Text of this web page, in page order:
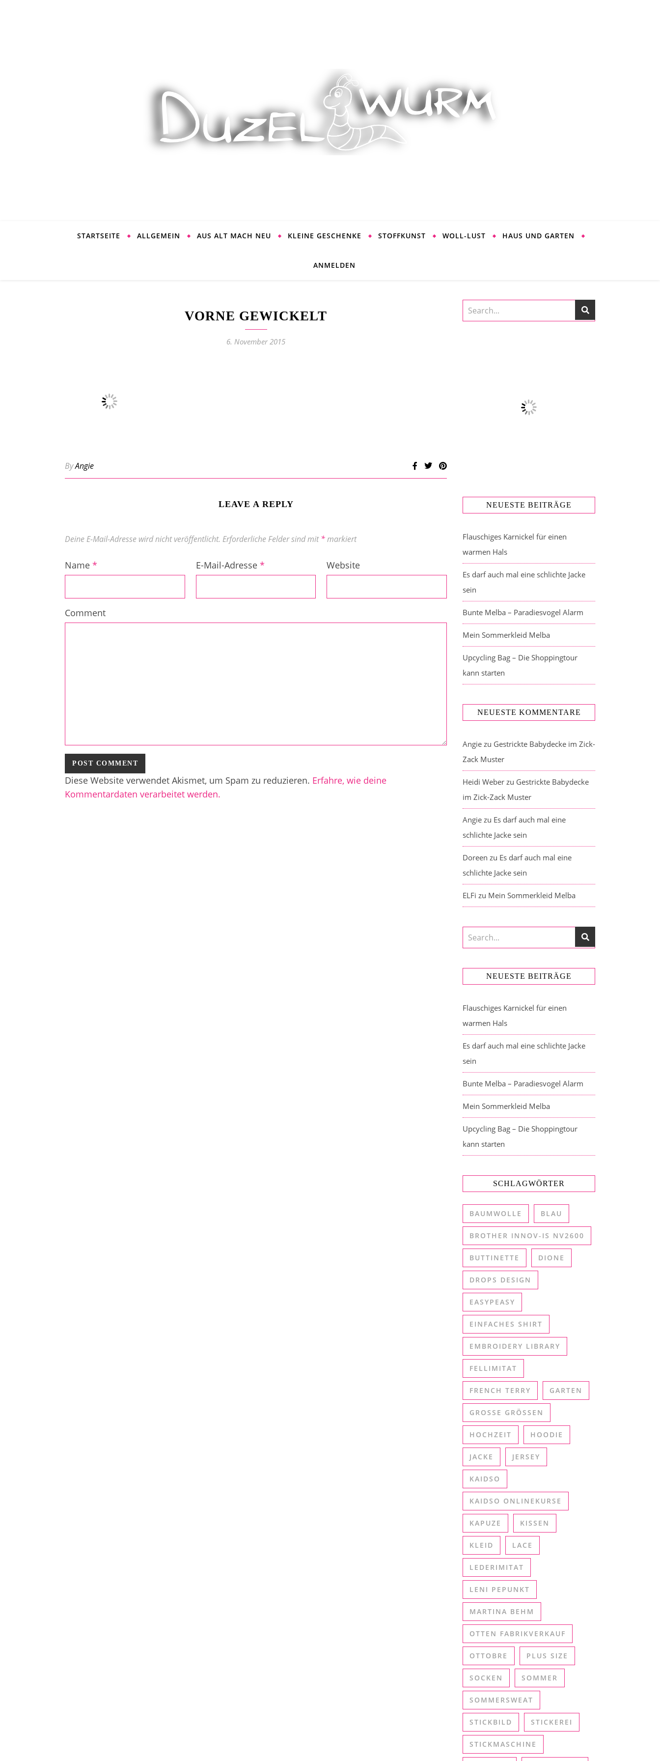
STARTSEITE ALLGEMEIN AUS ALT MACH NEU KLEINE GESCHENKE STOFFKUNST WOLL-LUST HAUS UND GARTEN
ANMELDEN
VORNE GEWICKELT
6. November 2015
ByAngie
LEAVE A REPLY
Deine E-Mail-Adresse wird nicht veröffentlicht. Erforderliche Felder sind mit*markiert
Name * E-Mail-Adresse * Website
Comment
Diese Website verwendet Akismet, um Spam zu reduzieren. Erfahre, wie deine
Kommentardaten verarbeitet werden.
NEUESTE BEITRÄGE
Flauschiges Karnickel für einen
warmen Hals
Es darf auch mal eine schlichte Jacke
sein
Bunte Melba – Paradiesvogel Alarm
Mein Sommerkleid Melba
Upcycling Bag – Die Shoppingtour
kann starten
NEUESTE KOMMENTARE
Angie zu Gestrickte Babydecke im Zick-
Zack Muster
Heidi Weber zu Gestrickte Babydecke
im Zick-Zack Muster
Angie zu Es darf auch mal eine
schlichte Jacke sein
Doreen zu Es darf auch mal eine
schlichte Jacke sein
ELFi zu Mein Sommerkleid Melba
NEUESTE BEITRÄGE
Flauschiges Karnickel für einen
warmen Hals
Es darf auch mal eine schlichte Jacke
sein
Bunte Melba – Paradiesvogel Alarm
Mein Sommerkleid Melba
Upcycling Bag – Die Shoppingtour
kann starten
SCHLAGWÖRTER
BAUMWOLLE BLAU
BROTHER INNOV-IS NV2600
BUTTINETTE DIONE
DROPS DESIGN
EASYPEASY
EINFACHES SHIRT
EMBROIDERY LIBRARY
FELLIMITAT
FRENCH TERRY GARTEN
GROSSE GRÖSSEN
HOCHZEIT HOODIE
JACKE JERSEY
KAIDSO
KAIDSO ONLINEKURSE
KAPUZE KISSEN
KLEID LACE
LEDERIMITAT
LENI PEPUNKT
MARTINA BEHM
OTTEN FABRIKVERKAUF
OTTOBRE PLUS SIZE
SOCKEN SOMMER
SOMMERSWEAT
STICKBILD STICKEREI
STICKMASCHINE